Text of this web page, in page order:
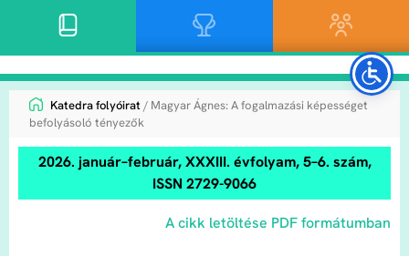
Katedra folyóirat/ Magyar Ágnes: A fogalmazási képességet
befolyásoló tényezők
2026. január–február, XXXIII. évfolyam, 5–6. szám,
ISSN 2729-9066
A cikk letöltése PDF formátumban